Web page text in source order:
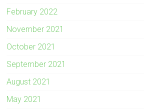
February 2022
November 2021
October 2021
September 2021
August 2021
May 2021